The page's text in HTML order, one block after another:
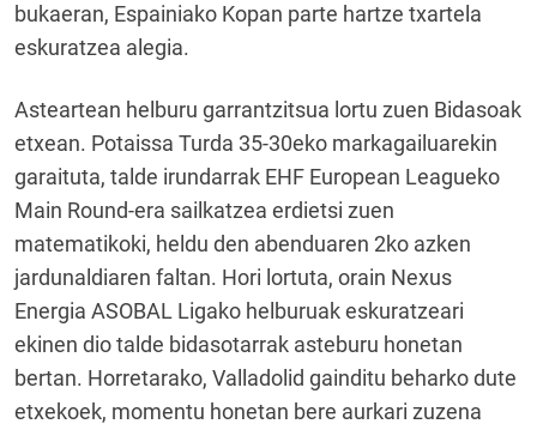
bukaeran, Espainiako Kopan parte hartze txartela
eskuratzea alegia.
Asteartean helburu garrantzitsua lortu zuen Bidasoak
etxean. Potaissa Turda 35-30eko markagailuarekin
garaituta, talde irundarrak EHF European Leagueko
Main Round-era sailkatzea erdietsi zuen
matematikoki, heldu den abenduaren 2ko azken
jardunaldiaren faltan. Hori lortuta, orain Nexus
Energia ASOBAL Ligako helburuak eskuratzeari
ekinen dio talde bidasotarrak asteburu honetan
bertan. Horretarako, Valladolid gainditu beharko dute
etxekoek, momentu honetan bere aurkari zuzena